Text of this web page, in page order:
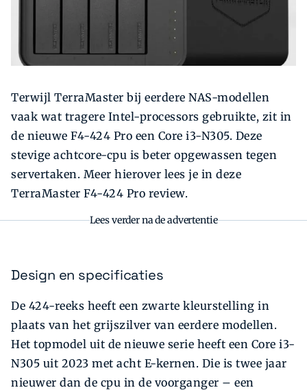
Zoek
Terwijl TerraMaster bij eerdere NAS-modellen
vaak wat tragere Intel-processors gebruikte, zit in
de nieuwe F4-424 Pro een Core i3-N305. Deze
stevige achtcore-cpu is beter opgewassen tegen
servertaken. Meer hierover lees je in deze
TerraMaster F4-424 Pro review.
Lees verder na de advertentie
Design en specificaties
De 424-reeks heeft een zwarte kleurstelling in
plaats van het grijszilver van eerdere modellen.
Het topmodel uit de nieuwe serie heeft een Core i3-
N305 uit 2023 met acht E-kernen. Die is twee jaar
nieuwer dan de cpu in de voorganger – een